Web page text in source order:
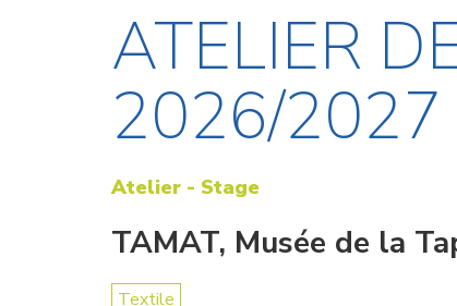
ATELIER
2026/2027
Atelier - Stage
TAMAT, Musée de la
Textile